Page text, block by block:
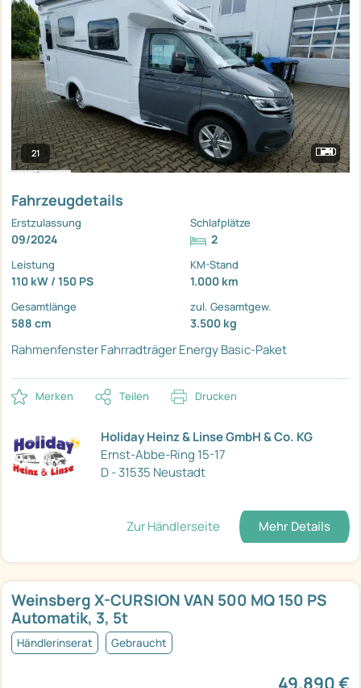
21
Fahrzeugdetails
Erstzulassung
09/2024
Schlafplätze
2
Leistung
110 kW / 150 PS
KM-Stand
1.000 km
Gesamtlänge
588 cm
zul. Gesamtgew.
3.500 kg
RahmenfensterFahrradträgerEnergy Basic-Paket
Merken Teilen Drucken
Holiday Heinz & Linse GmbH & Co. KG
Ernst-Abbe-Ring 15-17
D - 31535 Neustadt
Zur Händlerseite Mehr Details
Weinsberg X-CURSION VAN 500 MQ 150 PS
Automatik, 3, 5t
Händlerinserat Gebraucht
49.890 €